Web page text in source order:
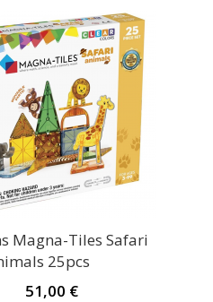
Magna-Tiles Safari
25pcs
51,00 €